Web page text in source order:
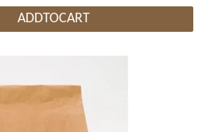
ADDTOCART